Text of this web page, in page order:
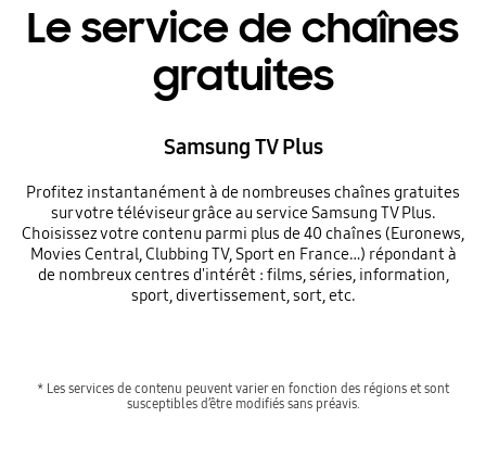
Le service de chaînes
gratuites
Samsung TV Plus
Profitez instantanément à de nombreuses chaînes gratuites
sur votre téléviseur grâce au service Samsung TV Plus.
Choisissez votre contenu parmi plus de 40 chaînes (Euronews,
Movies Central, Clubbing TV, Sport en France…) répondant à
de nombreux centres d'intérêt : films, séries, information,
sport, divertissement, sort, etc.
* Les services de contenu peuvent varier en fonction des régions et sont
susceptibles d’être modifiés sans préavis.